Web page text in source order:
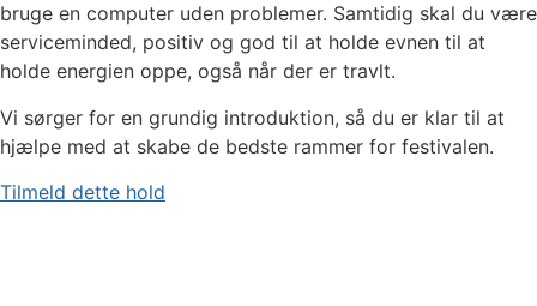
bruge en computer uden problemer. Samtidig skal du være
serviceminded, positiv og god til at holde evnen til at
holde energien oppe, også når der er travlt.
Vi sørger for en grundig introduktion, så du er klar til at
hjælpe med at skabe de bedste rammer for festivalen.
Tilmeld dette hold